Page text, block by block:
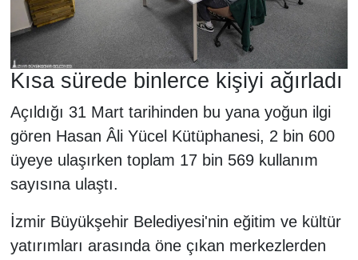
Kısa sürede binlerce kişiyi ağırladı
Açıldığı 31 Mart tarihinden bu yana yoğun ilgi
gören Hasan Âli Yücel Kütüphanesi, 2 bin 600
üyeye ulaşırken toplam 17 bin 569 kullanım
sayısına ulaştı.
İzmir Büyükşehir Belediyesi'nin eğitim ve kültür
yatırımları arasında öne çıkan merkezlerden